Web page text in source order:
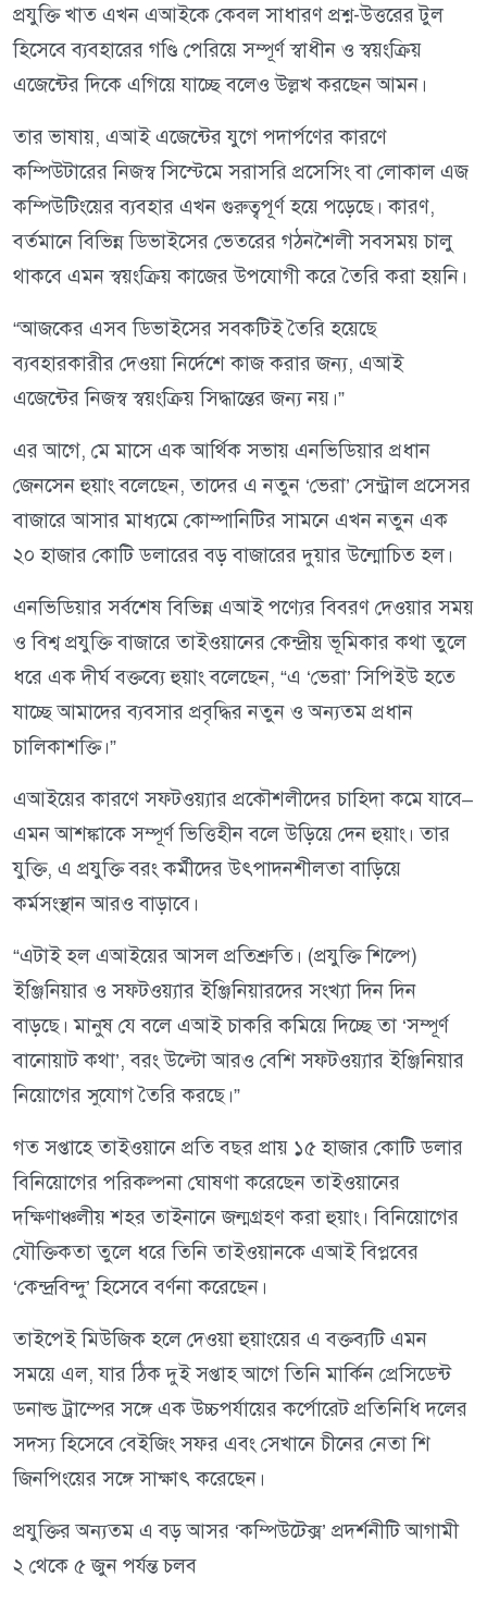
প্রযুক্তি খাত এখন এআইকে কেবল সাধারণ প্রশ্ন-উত্তরের টুল
হিসেবে ব্যবহারের গণ্ডি পেরিয়ে সম্পূর্ণ স্বাধীন ও স্বয়ংক্রিয়
এজেন্টের দিকে এগিয়ে যাচ্ছে বলেও উল্লখ করছেন আমন।
তার ভাষায়, এআই এজেন্টের যুগে পদার্পণের কারণে
কম্পিউটারের নিজস্ব সিস্টেমে সরাসরি প্রসেসিং বা লোকাল এজ
কম্পিউটিংয়ের ব্যবহার এখন গুরুত্বপূর্ণ হয়ে পড়েছে। কারণ,
বর্তমানে বিভিন্ন ডিভাইসের ভেতরের গঠনশৈলী সবসময় চালু
থাকবে এমন স্বয়ংক্রিয় কাজের উপযোগী করে তৈরি করা হয়নি।
“আজকের এসব ডিভাইসের সবকটিই তৈরি হয়েছে
ব্যবহারকারীর দেওয়া নির্দেশে কাজ করার জন্য, এআই
এজেন্টের নিজস্ব স্বয়ংক্রিয় সিদ্ধান্তের জন্য নয়।”
এর আগে, মে মাসে এক আর্থিক সভায় এনভিডিয়ার প্রধান
জেনসেন হুয়াং বলেছেন, তাদের এ নতুন ‘ভেরা’ সেন্ট্রাল প্রসেসর
বাজারে আসার মাধ্যমে কোম্পানিটির সামনে এখন নতুন এক
২০ হাজার কোটি ডলারের বড় বাজারের দুয়ার উন্মোচিত হল।
এনভিডিয়ার সর্বশেষ বিভিন্ন এআই পণ্যের বিবরণ দেওয়ার সময়
ও বিশ্ব প্রযুক্তি বাজারে তাইওয়ানের কেন্দ্রীয় ভূমিকার কথা তুলে
ধরে এক দীর্ঘ বক্তব্যে হুয়াং বলেছেন, “এ ‘ভেরা’ সিপিইউ হতে
যাচ্ছে আমাদের ব্যবসার প্রবৃদ্ধির নতুন ও অন্যতম প্রধান
চালিকাশক্তি।”
এআইয়ের কারণে সফটওয়্যার প্রকৌশলীদের চাহিদা কমে যাবে–
এমন আশঙ্কাকে সম্পূর্ণ ভিত্তিহীন বলে উড়িয়ে দেন হুয়াং। তার
যুক্তি, এ প্রযুক্তি বরং কর্মীদের উৎপাদনশীলতা বাড়িয়ে
কর্মসংস্থান আরও বাড়াবে।
“এটাই হল এআইয়ের আসল প্রতিশ্রুতি। (প্রযুক্তি শিল্পে)
ইঞ্জিনিয়ার ও সফটওয়্যার ইঞ্জিনিয়ারদের সংখ্যা দিন দিন
বাড়ছে। মানুষ যে বলে এআই চাকরি কমিয়ে দিচ্ছে তা ‘সম্পূর্ণ
বানোয়াট কথা’, বরং উল্টো আরও বেশি সফটওয়্যার ইঞ্জিনিয়ার
নিয়োগের সুযোগ তৈরি করছে।”
গত সপ্তাহে তাইওয়ানে প্রতি বছর প্রায় ১৫ হাজার কোটি ডলার
বিনিয়োগের পরিকল্পনা ঘোষণা করেছেন তাইওয়ানের
দক্ষিণাঞ্চলীয় শহর তাইনানে জন্মগ্রহণ করা হুয়াং। বিনিয়োগের
যৌক্তিকতা তুলে ধরে তিনি তাইওয়ানকে এআই বিপ্লবের
‘কেন্দ্রবিন্দু’ হিসেবে বর্ণনা করেছেন।
তাইপেই মিউজিক হলে দেওয়া হুয়াংয়ের এ বক্তব্যটি এমন
সময়ে এল, যার ঠিক দুই সপ্তাহ আগে তিনি মার্কিন প্রেসিডেন্ট
ডনাল্ড ট্রাম্পের সঙ্গে এক উচ্চপর্যায়ের কর্পোরেট প্রতিনিধি দলের
সদস্য হিসেবে বেইজিং সফর এবং সেখানে চীনের নেতা শি
জিনপিংয়ের সঙ্গে সাক্ষাৎ করেছেন।
প্রযুক্তির অন্যতম এ বড় আসর ‘কম্পিউটেক্স’ প্রদর্শনীটি আগামী
২ থেকে ৫ জুন পর্যন্ত চলব